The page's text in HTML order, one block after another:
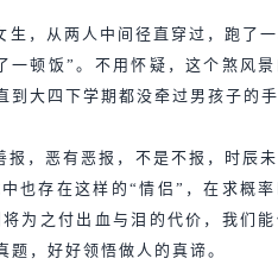
，从两人中间径直穿过，跑了
顿饭”。不用怀疑，这个煞风
大四下学期都没牵过男孩子的手
，恶有恶报，不是不报，时辰
也存在这样的“情侣”，在求概
为之付出血与泪的代价，我们能
，好好领悟做人的真谛。